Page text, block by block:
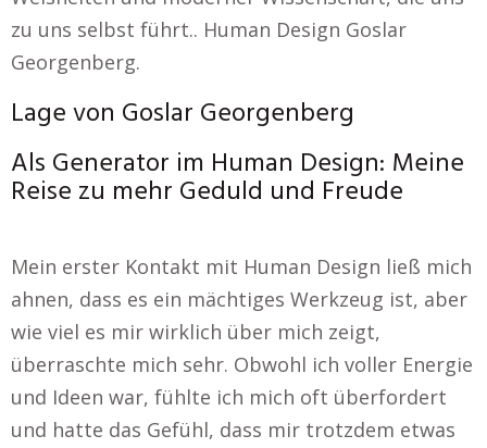
zu uns selbst führt.. Human Design Goslar
Georgenberg.
Lage von Goslar Georgenberg
Als Generator im Human Design: Meine
Reise zu mehr Geduld und Freude
Mein erster Kontakt mit Human Design ließ mich
ahnen, dass es ein mächtiges Werkzeug ist, aber
wie viel es mir wirklich über mich zeigt,
überraschte mich sehr. Obwohl ich voller Energie
und Ideen war, fühlte ich mich oft überfordert
und hatte das Gefühl, dass mir trotzdem etwas